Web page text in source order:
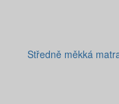
Středně měkká